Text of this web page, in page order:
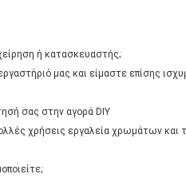
ή κατασκευαστής;
μας και είμαστε επίσης
σας στην αγορά DIY
χρήσεις εργαλεία χρωμάτων και